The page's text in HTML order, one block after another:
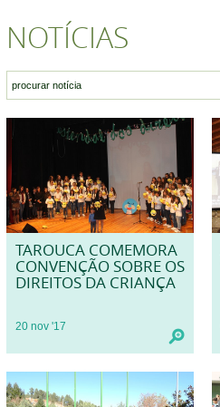
NOTÍCIAS
TAROUCA COMEMORA
CONVENÇÃO SOBRE OS
DIREITOS DA CRIANÇA
20 nov '17